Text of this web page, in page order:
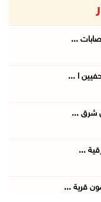
...
شرق ...
...
قرية ...